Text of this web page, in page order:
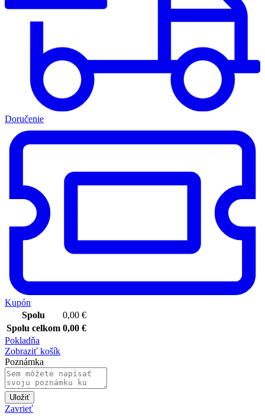
Doručenie
Kupón
Spolu
0,00 €
Spolu celkom 0,00 €
Pokladňa
Zobraziť košík
Poznámka
Uložiť
Zavrieť